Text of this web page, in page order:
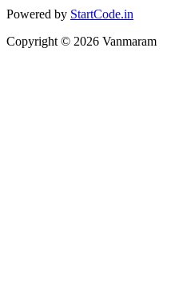
Powered by StartCode.in
Copyright © 2026 Vanmaram